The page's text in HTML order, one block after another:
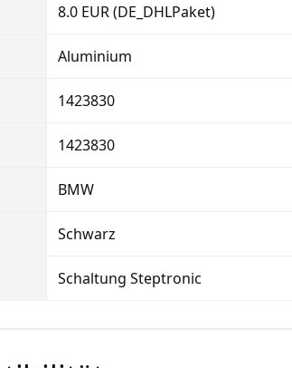
8.0 EUR (DE_DHLPaket)
Aluminium
1423830
1423830
BMW
Schwarz
Schaltung Steptronic